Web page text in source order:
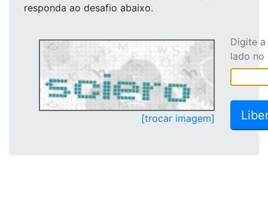
responda ao desafio abaixo.
[trocar imagem]
Digite
lado no